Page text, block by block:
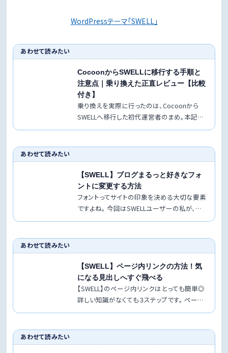
WordPressテーマ「SWELL」
あわせて読みたい
CocoonからSWELLに移行する手順と
注意点｜乗り換えた正直レビュー【比較
付き】
乗り換えを実際に行ったのは、Cocoonから
SWELLへ移行した初代運営者のまめ。本記事
はその記録を、現編集部が最新情報…
あわせて読みたい
【SWELL】ブログまるっと好きなフォ
ントに変更する方法
フォントってサイトの印象を決める大切な要素
ですよね。 今回はSWELLユーザーの私が、サ
イト全体のフォントを変える方法を…
あわせて読みたい
【SWELL】ページ内リンクの方法！気
になる見出しへすぐ飛べる
【SWELL】のページ内リンクはとっても簡単◎
詳しい知識がなくても３ステップです。 ページ
内リンクとは？ ページ内リンク…
あわせて読みたい